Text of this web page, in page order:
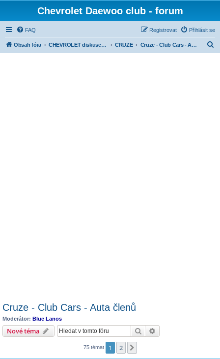
Chevrolet Daewoo club - forum
FAQ Přihlásit se
Registrovat
Obsah fóra CHEVROLET diskuse dle modelů CRUZE Cruze - Club Cars - Auta členů
Cruze - Club Cars - Auta členů
Moderátor: Blue Lanos
Nové téma Hledat
75 témat 1 2